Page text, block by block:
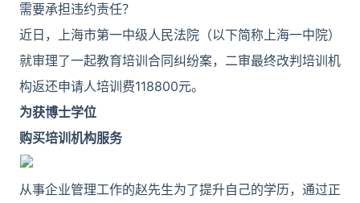
需要承担违约责任？
近日，上海市第一中级人民法院（以下简称上海一中院）
就审理了一起教育培训合同纠纷案，二审最终改判培训机
构返还申请人培训费118800元。
为获博士学位
购买培训机构服务
从事企业管理工作的赵先生为了提升自己的学历，通过正